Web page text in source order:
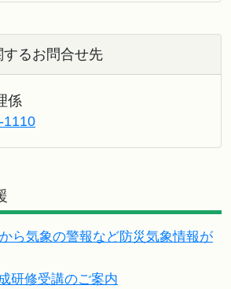
るお問合せ先
係
1110
ら気象の警報など防災気象情報が
研修受講のご案内